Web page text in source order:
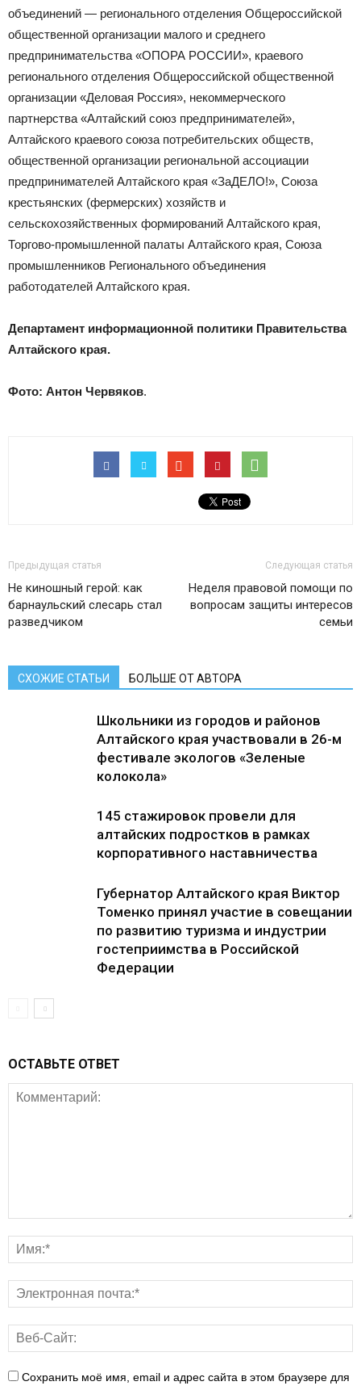
объединений — регионального отделения Общероссийской
общественной организации малого и среднего
предпринимательства «ОПОРА РОССИИ», краевого
регионального отделения Общероссийской общественной
организации «Деловая Россия», некоммерческого
партнерства «Алтайский союз предпринимателей»,
Алтайского краевого союза потребительских обществ,
общественной организации региональной ассоциации
предпринимателей Алтайского края «ЗаДЕЛО!», Союза
крестьянских (фермерских) хозяйств и
сельскохозяйственных формирований Алтайского края,
Торгово-промышленной палаты Алтайского края, Союза
промышленников Регионального объединения
работодателей Алтайского края.
Департамент информационной политики Правительства
Алтайского края.
Фото: Антон Червяков.
Предыдущая статья
Не киношный герой: как
барнаульский слесарь стал
разведчиком
Следующая статья
Неделя правовой помощи по
вопросам защиты интересов
семьи
СХОЖИЕ СТАТЬИ БОЛЬШЕ ОТ АВТОРА
Школьники из городов и районов
Алтайского края участвовали в 26-м
фестивале экологов «Зеленые
колокола»
145 стажировок провели для
алтайских подростков в рамках
корпоративного наставничества
Губернатор Алтайского края Виктор
Томенко принял участие в совещании
по развитию туризма и индустрии
гостеприимства в Российской
Федерации
ОСТАВЬТЕ ОТВЕТ
Сохранить моё имя, email и адрес сайта в этом браузере для